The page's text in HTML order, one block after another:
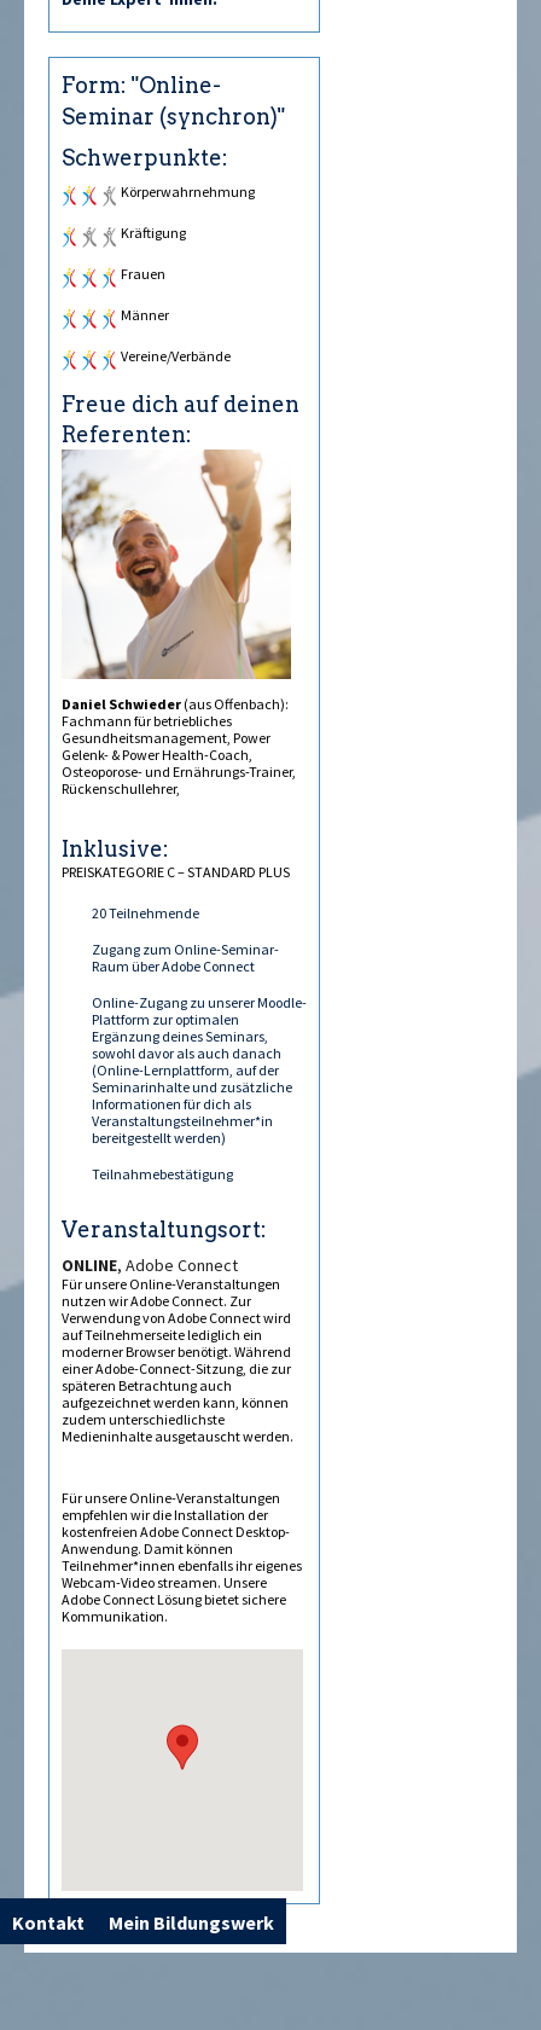
Form: "Online-
Seminar (synchron)"
Schwerpunkte:
Körperwahrnehmung
Kräftigung
Frauen
Männer
Vereine/Verbände
Freue dich auf deinen
Referenten:
Daniel Schwieder (aus Offenbach):
Fachmann für betriebliches
Gesundheitsmanagement, Power
Gelenk- & Power Health-Coach,
Osteoporose- und Ernährungs-Trainer,
Rückenschullehrer,
Inklusive:
PREISKATEGORIE C – STANDARD PLUS
20 Teilnehmende
Zugang zum Online-Seminar-
Raum über Adobe Connect
Online-Zugang zu unserer Moodle-
Plattform zur optimalen
Ergänzung deines Seminars,
sowohl davor als auch danach
(Online-Lernplattform, auf der
Seminarinhalte und zusätzliche
Informationen für dich als
Veranstaltungsteilnehmer*in
bereitgestellt werden)
Teilnahmebestätigung
Veranstaltungsort:
ONLINE, Adobe Connect
Für unsere Online-Veranstaltungen
nutzen wir Adobe Connect. Zur
Verwendung von Adobe Connect wird
auf Teilnehmerseite lediglich ein
moderner Browser benötigt. Während
einer Adobe-Connect-Sitzung, die zur
späteren Betrachtung auch
aufgezeichnet werden kann, können
zudem unterschiedlichste
Medieninhalte ausgetauscht werden.
Für unsere Online-Veranstaltungen
empfehlen wir die Installation der
kostenfreien Adobe Connect Desktop-
Anwendung. Damit können
Teilnehmer*innen ebenfalls ihr eigenes
Webcam-Video streamen. Unsere
Adobe Connect Lösung bietet sichere
Kommunikation.
Kontakt Mein Bildungswerk